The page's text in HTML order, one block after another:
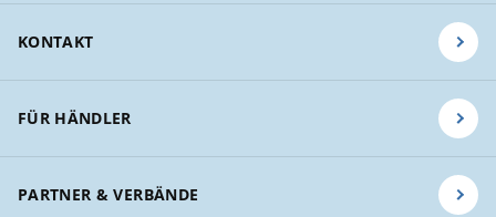
KONTAKT
FÜR HÄNDLER
PARTNER & VERBÄNDE